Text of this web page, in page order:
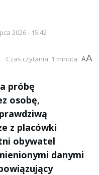
2026 - 15:42
Czas czytania: 1 minuta AA
próbę
osobę,
z placówki
obywatel
danymi